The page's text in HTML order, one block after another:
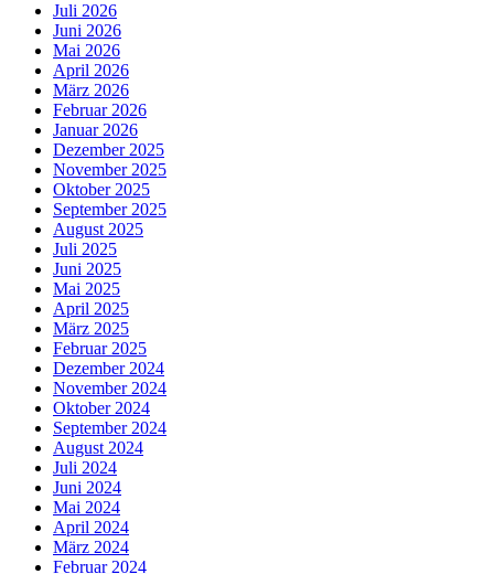
Juli 2026
Juni 2026
Mai 2026
April 2026
März 2026
Februar 2026
Januar 2026
Dezember 2025
November 2025
Oktober 2025
September 2025
August 2025
Juli 2025
Juni 2025
Mai 2025
April 2025
März 2025
Februar 2025
Dezember 2024
November 2024
Oktober 2024
September 2024
August 2024
Juli 2024
Juni 2024
Mai 2024
April 2024
März 2024
Februar 2024